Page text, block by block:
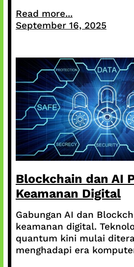
Read more...
September 16, 2025
Blockchain dan AI
Keamanan Digital
Gabungan AI dan
keamanan digital.
quantum kini mulai
menghadapi era